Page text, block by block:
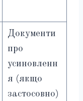
Документи
про
усиновленн
я (якщо
застосовно)